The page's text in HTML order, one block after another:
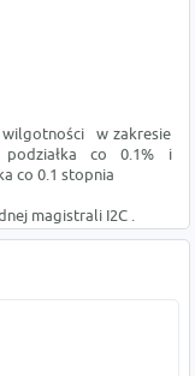
wilgotności w zakresie
podziałka co 0.1% i
co 0.1 stopnia
magistrali I2C .